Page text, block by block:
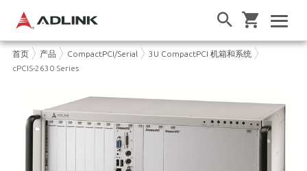
首页 产品 CompactPCI/Serial
3U CompactPCI 机箱和系统
cPCIS-2630 Series